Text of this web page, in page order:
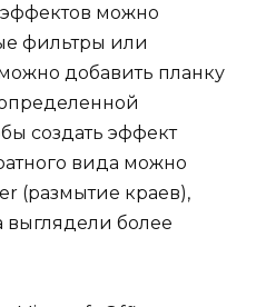
можно
фильтры или
добавить планку
создать эффект
вида можно
(размытие краев),
выглядели более